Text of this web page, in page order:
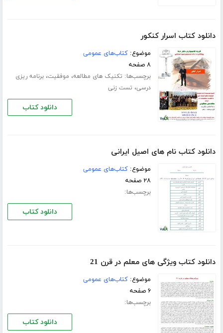
دانلود کتاب اسرار کنکور
موضوع:کتاب‌های عمومی
۸ صفحه
برچسب‌ها: تکنیک های مطالعه، موفقیت،برنامه ریزی
درسی، تست زنی
دانلود کتاب
دانلود کتاب نام های اصیل ایرانی
موضوع:کتاب‌های عمومی
۲۸ صفحه
برچسب‌ها:
دانلود کتاب
دانلود کتاب ویژگی های معلم در قرن 21
موضوع:کتاب‌های عمومی
۶ صفحه
برچسب‌ها:
دانلود کتاب